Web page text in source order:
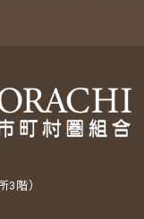
階）